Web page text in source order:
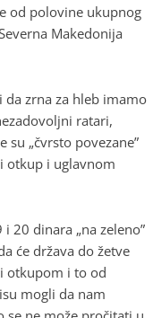
od polovine ukupnog
Makedonija
da zrna za hleb imamo
ratari,
„čvrsto povezane”
otkup i uglavnom
20 dinara „na zeleno”
će država do žetve
otkupom i to od
mogli da nam